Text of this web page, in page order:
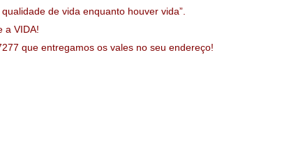
de vida enquanto houver vida”.
a VIDA!
que entregamos os vales no seu endereço!